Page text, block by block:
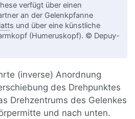
verfügt über einen
an der Gelenkpfanne
s und über eine künstliche
(Humeruskopf). © Depuy-
(inverse) Anordnung
des Drehpunktes
Drehzentrums des Gelenkes
und nach unten.